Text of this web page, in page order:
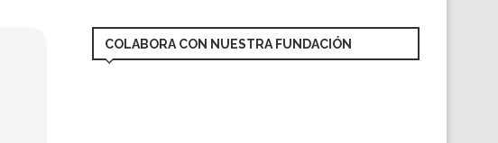
COLABORA CON NUESTRA FUNDACIÓN